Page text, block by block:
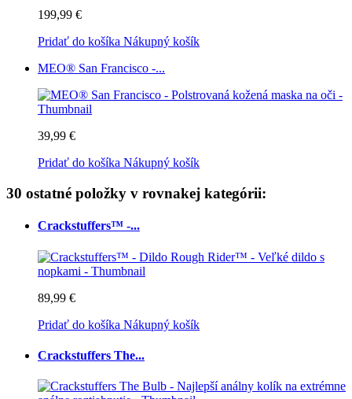
199,99 €
Pridať do košíka Nákupný košík
MEO® San Francisco -...
39,99 €
Pridať do košíka Nákupný košík
30 ostatné položky v rovnakej kategórii:
Crackstuffers™ -...
89,99 €
Pridať do košíka Nákupný košík
Crackstuffers The...